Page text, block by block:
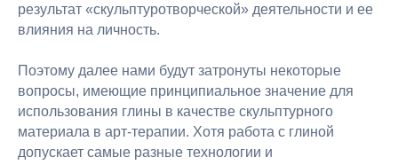
результат «скульптуротворческой» деятельности и ее
влияния на личность.
Поэтому далее нами будут затронуты некоторые
вопросы, имеющие принципиальное значение для
использования глины в качестве скульптурного
материала в арт-терапии. Хотя работа с глиной
допускает самые разные технологии и